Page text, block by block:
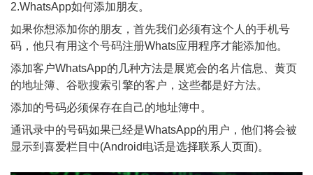
2.WhatsApp如何添加朋友。
如果你想添加你的朋友，首先我们必须有这个人的手机号
码，他只有用这个号码注册Whats应用程序才能添加他。
添加客户WhatsApp的几种方法是展览会的名片信息、黄页
的地址簿、谷歌搜索引擎的客户，这些都是好方法。
添加的号码必须保存在自己的地址簿中。
通讯录中的号码如果已经是WhatsApp的用户，他们将会被
显示到喜爱栏目中(Android电话是选择联系人页面)。